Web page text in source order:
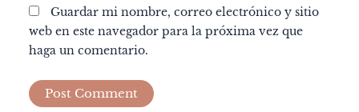
Guardar mi nombre, correo electrónico y sitio
web en este navegador para la próxima vez que
haga un comentario.